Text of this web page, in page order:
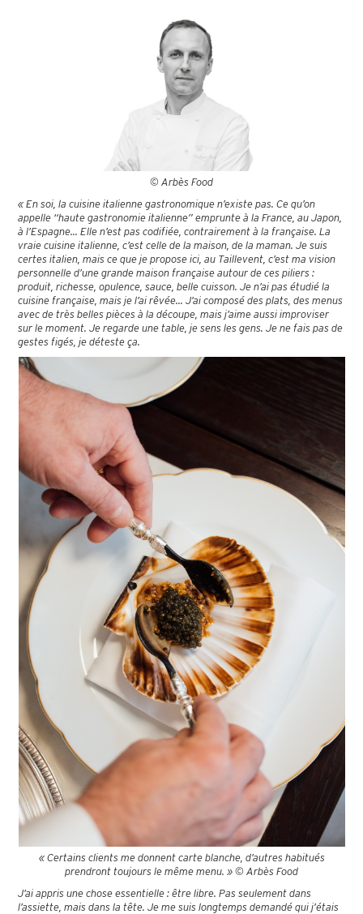
© Arbès Food
« En soi, la cuisine italienne gastronomique n’existe pas. Ce qu’on
appelle “haute gastronomie italienne” emprunte à la France, au Japon,
à l’Espagne... Elle n’est pas codifiée, contrairement à la française. La
vraie cuisine italienne, c’est celle de la maison, de la maman. Je suis
certes italien, mais ce que je propose ici, au Taillevent, c’est ma vision
personnelle d’une grande maison française autour de ces piliers :
produit, richesse, opulence, sauce, belle cuisson. Je n’ai pas étudié la
cuisine française, mais je l’ai rêvée... J’ai composé des plats, des menus
avec de très belles pièces à la découpe, mais j’aime aussi improviser
sur le moment. Je regarde une table, je sens les gens. Je ne fais pas de
gestes figés, je déteste ça.
« Certains clients me donnent carte blanche, d’autres habitués
prendront toujours le même menu. » © Arbès Food
J’ai appris une chose essentielle : être libre. Pas seulement dans
l’assiette, mais dans la tête. Je me suis longtemps demandé qui j’étais